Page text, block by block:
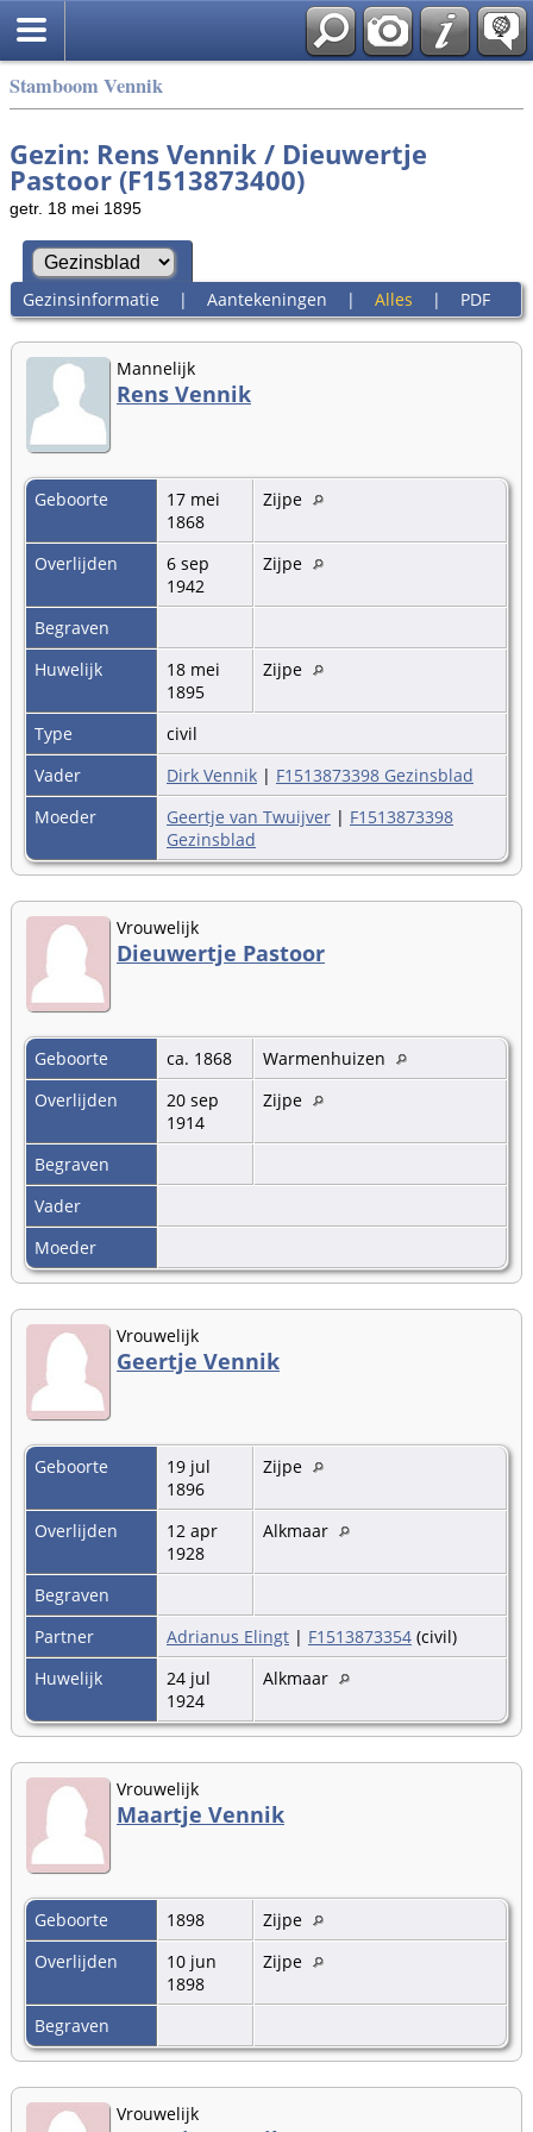
Stamboom Vennik
Gezin: Rens Vennik / Dieuwertje
Pastoor (F1513873400)
getr. 18 mei 1895
Gezinsinformatie | Aantekeningen | Alles | PDF
Mannelijk
Rens Vennik
Geboorte
17 mei
1868
Zijpe
Overlijden
6 sep
1942
Zijpe
Begraven
Huwelijk
18 mei
1895
Zijpe
Type
civil
Vader
Dirk Vennik | F1513873398 Gezinsblad
Moeder
Geertje van Twuijver | F1513873398
Gezinsblad
Vrouwelijk
Dieuwertje Pastoor
Geboorte ca. 1868
Warmenhuizen
Overlijden
20 sep
1914
Zijpe
Begraven
Vader
Moeder
Vrouwelijk
Geertje Vennik
Geboorte
19 jul
1896
Zijpe
Overlijden
12 apr
1928
Alkmaar
Begraven
Partner
Adrianus Elingt | F1513873354 (civil)
Huwelijk
24 jul
1924
Alkmaar
Vrouwelijk
Maartje Vennik
Geboorte 1898
Zijpe
Overlijden
10 jun
1898
Zijpe
Begraven
Vrouwelijk